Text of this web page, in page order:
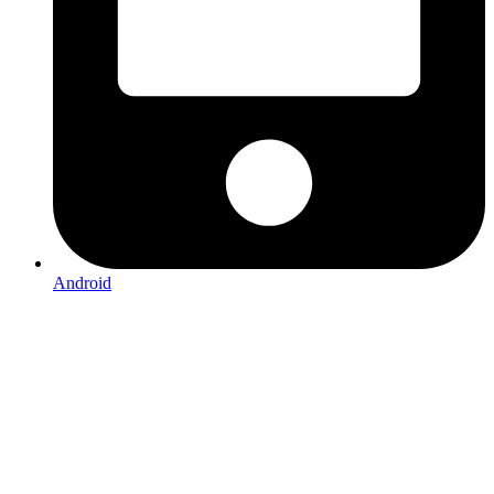
Android